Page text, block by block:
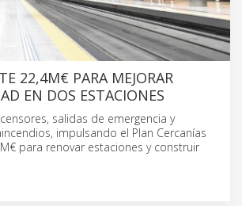
22,4M€ PARA MEJORAR
EN DOS ESTACIONES
salidas de emergencia y
impulsando el Plan Cercanías
para renovar estaciones y construir